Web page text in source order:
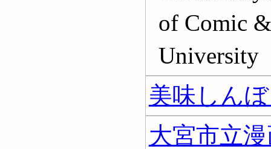
of Comic
University
美味しん
大宮市立